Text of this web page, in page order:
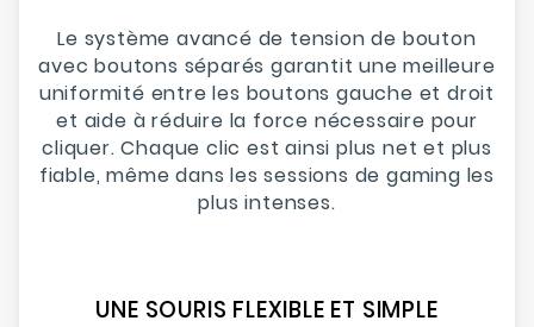
Le système avancé de tension de bouton
avec boutons séparés garantit une meilleure
uniformité entre les boutons gauche et droit
et aide à réduire la force nécessaire pour
cliquer. Chaque clic est ainsi plus net et plus
fiable, même dans les sessions de gaming les
plus intenses.
UNE SOURIS FLEXIBLE ET SIMPLE